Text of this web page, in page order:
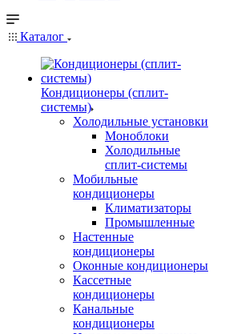
Каталог
Кондиционеры (сплит-
системы)
Холодильные установки
Моноблоки
Холодильные
сплит-системы
Мобильные
кондиционеры
Климатизаторы
Промышленные
Настенные
кондиционеры
Оконные кондиционеры
Кассетные
кондиционеры
Канальные
кондиционеры